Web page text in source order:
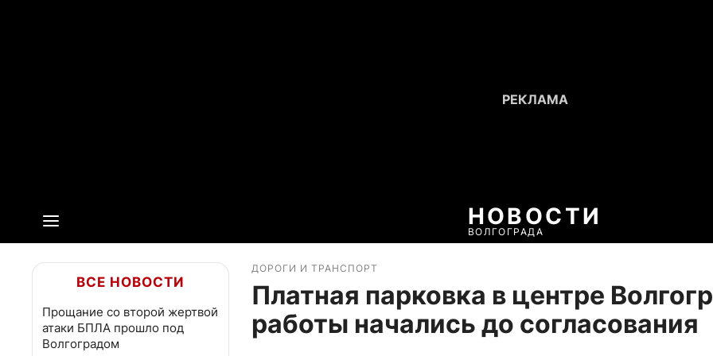
НОВОСТИ
ВОЛГОГРАДА
ВСЕ НОВОСТИ
Прощание со второй жертвой
атаки БПЛА прошло под
Волгоградом
ДОРОГИ И ТРАНСПОРТ
Платная парковка в центре
работы начались до согласования